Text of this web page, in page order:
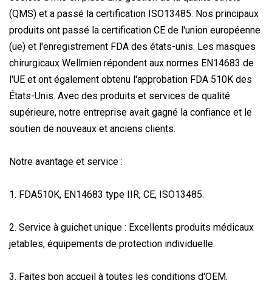
(QMS) et a passé la certification ISO13485. Nos principaux
produits ont passé la certification CE de l'union européenne
(ue) et l'enregistrement FDA des états-unis. Les masques
chirurgicaux Wellmien répondent aux normes EN14683 de
l'UE et ont également obtenu l'approbation FDA 510K des
États-Unis. Avec des produits et services de qualité
supérieure, notre entreprise avait gagné la confiance et le
soutien de nouveaux et anciens clients.
Notre avantage et service :
1. FDA510K, EN14683 type IIR, CE, ISO13485.
2. Service à guichet unique : Excellents produits médicaux
jetables, équipements de protection individuelle.
3. Faites bon accueil à toutes les conditions d'OEM.